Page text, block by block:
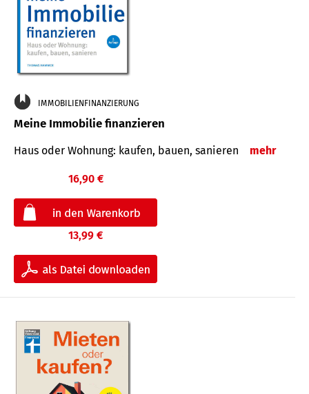
IMMOBILIENFINANZIERUNG
Meine Immobilie finanzieren
Haus oder Wohnung: kaufen, bauen, sanieren mehr
16,90 €
13,99 €